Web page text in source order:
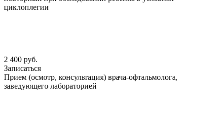
циклоплегии
2 400 руб.
Записаться
Прием (осмотр, консультация) врача-офтальмолога,
заведующего лабораторией